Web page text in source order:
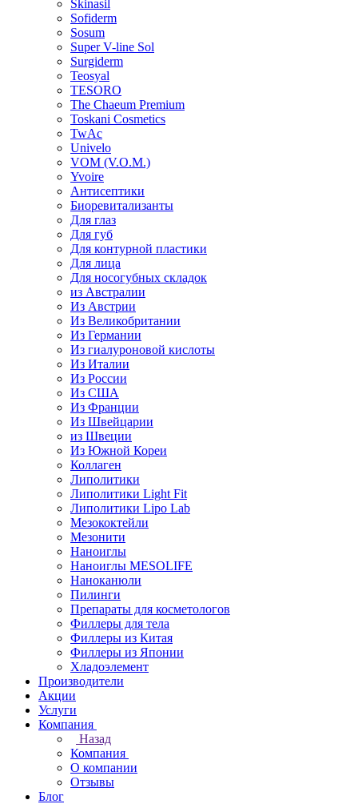
Skinasil
Sofiderm
Sosum
Super V-line Sol
Surgiderm
Teosyal
TESORO
The Chaeum Premium
Toskani Cosmetics
TwAc
Univelo
VOM (V.O.M.)
Yvoire
Антисептики
Биоревитализанты
Для глаз
Для губ
Для контурной пластики
Для лица
Для носогубных складок
из Австралии
Из Австрии
Из Великобритании
Из Германии
Из гиалуроновой кислоты
Из Италии
Из России
Из США
Из Франции
Из Швейцарии
из Швеции
Из Южной Кореи
Коллаген
Липолитики
Липолитики Light Fit
Липолитики Lipo Lab
Мезококтейли
Мезонити
Наноиглы
Наноиглы MESOLIFE
Наноканюли
Пилинги
Препараты для косметологов
Филлеры для тела
Филлеры из Китая
Филлеры из Японии
Хладоэлемент
Производители
Акции
Услуги
Компания
Назад
Компания
О компании
Отзывы
Блог